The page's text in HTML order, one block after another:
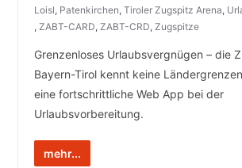
Loisl, Patenkirchen, Tiroler Zugspitz Arena,
, ZABT-CARD, ZABT-CRD, Zugspitze
Grenzenloses Urlaubsvergnügen – die
Bayern-Tirol kennt keine
eine fortschrittliche Web App bei der
Urlaubsvorbereitung.
mehr...